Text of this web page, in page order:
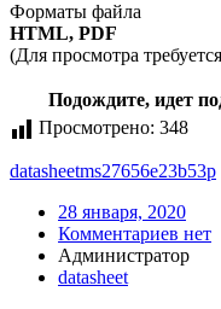
Форматы файла
HTML, PDF
(Для просмотра
Подождите, идет
Просмотрено: 348
datasheetms27656e23b53p
28 января, 2020
Комментариев нет
Администратор
datasheet